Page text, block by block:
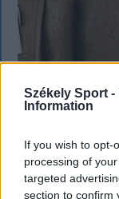
Székely Sport -
Information
If you wish to opt-
processing of
targeted
section to confirm
KRÓNIKA